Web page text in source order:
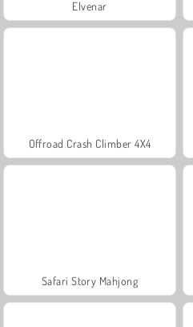
Elvenar
Offroad Crash Climber 4X4
Safari Story Mahjong